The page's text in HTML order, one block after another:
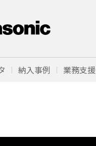
納入事例 業務支援